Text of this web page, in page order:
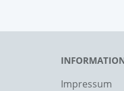
Impressum